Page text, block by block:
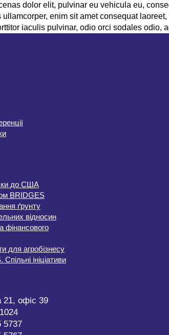
dolor elit, pulvinar eu vehicula eu,
enim sit amet consequat
iaculis pulvinar, odio orci sodales odio,
до США
BRIDGES
ґрунту
відносин
фінансового
для агробізнесу
ініціативи
21, офіс 39
5737